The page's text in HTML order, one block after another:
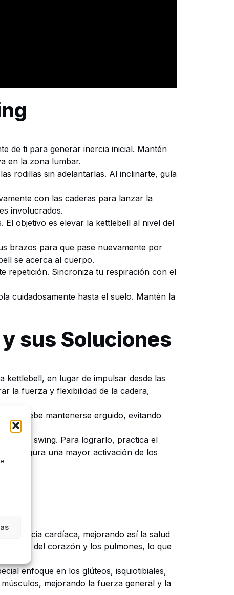
de ti para generar inercia inicial. Mantén
en la zona lumbar.
rodillas sin adelantarlas. Al inclinarte, guía
con las caderas para lanzar la
involucrados.
objetivo es elevar la kettlebell al nivel del
brazos para que pase nuevamente por
se acerca al cuerpo.
repetición. Sincroniza tu respiración con el
cuidadosamente hasta el suelo. Mantén la
sus Soluciones
kettlebell, en lugar de impulsar desde las
la fuerza y flexibilidad de la cadera,
debe mantenerse erguido, evitando
cada swing. Para lograrlo, practica el
asegura una mayor activación de los
cardíaca, mejorando así la salud
del corazón y los pulmones, lo que
enfoque en los glúteos, isquiotibiales,
mejorando la fuerza general y la